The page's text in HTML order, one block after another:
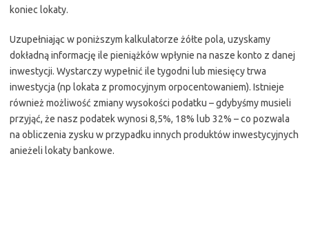
koniec lokaty.
Uzupełniając w poniższym kalkulatorze żółte pola, uzyskamy
dokładną informację ile pieniążków wpłynie na nasze konto z danej
inwestycji. Wystarczy wypełnić ile tygodni lub miesięcy trwa
inwestycja (np lokata z promocyjnym orpocentowaniem). Istnieje
również możliwość zmiany wysokości podatku – gdybyśmy musieli
przyjąć, że nasz podatek wynosi 8,5%, 18% lub 32% – co pozwala
na obliczenia zysku w przypadku innych produktów inwestycyjnych
anieżeli lokaty bankowe.